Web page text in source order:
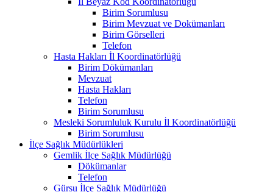
Birim Sorumlusu
Birim Mevzuat ve Dokümanları
Birim Görselleri
Telefon
Hasta Hakları İl Koordinatörlüğü
Birim Dökümanları
Mevzuat
Hasta Hakları
Telefon
Birim Sorumlusu
Mesleki Sorumluluk Kurulu İl Koordinatörlüğü
Birim Sorumlusu
İlçe Sağlık Müdürlükleri
Gemlik İlçe Sağlık Müdürlüğü
Dökümanlar
Telefon
Gürsu İlçe Sağlık Müdürlüğü